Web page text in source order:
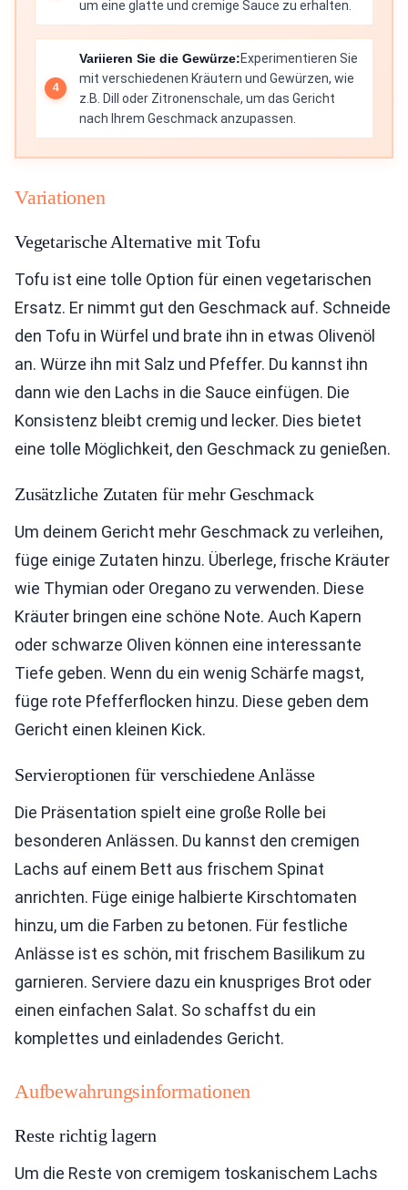
um eine glatte und cremige Sauce zu erhalten.
Variieren Sie die Gewürze:Experimentieren Sie
mit verschiedenen Kräutern und Gewürzen, wie
z.B. Dill oder Zitronenschale, um das Gericht
nach Ihrem Geschmack anzupassen.
Variationen
Vegetarische Alternative mit Tofu
Tofu ist eine tolle Option für einen vegetarischen
Ersatz. Er nimmt gut den Geschmack auf. Schneide
den Tofu in Würfel und brate ihn in etwas Olivenöl
an. Würze ihn mit Salz und Pfeffer. Du kannst ihn
dann wie den Lachs in die Sauce einfügen. Die
Konsistenz bleibt cremig und lecker. Dies bietet
eine tolle Möglichkeit, den Geschmack zu genießen.
Zusätzliche Zutaten für mehr Geschmack
Um deinem Gericht mehr Geschmack zu verleihen,
füge einige Zutaten hinzu. Überlege, frische Kräuter
wie Thymian oder Oregano zu verwenden. Diese
Kräuter bringen eine schöne Note. Auch Kapern
oder schwarze Oliven können eine interessante
Tiefe geben. Wenn du ein wenig Schärfe magst,
füge rote Pfefferflocken hinzu. Diese geben dem
Gericht einen kleinen Kick.
Servieroptionen für verschiedene Anlässe
Die Präsentation spielt eine große Rolle bei
besonderen Anlässen. Du kannst den cremigen
Lachs auf einem Bett aus frischem Spinat
anrichten. Füge einige halbierte Kirschtomaten
hinzu, um die Farben zu betonen. Für festliche
Anlässe ist es schön, mit frischem Basilikum zu
garnieren. Serviere dazu ein knuspriges Brot oder
einen einfachen Salat. So schaffst du ein
komplettes und einladendes Gericht.
Aufbewahrungsinformationen
Reste richtig lagern
Um die Reste von cremigem toskanischem Lachs